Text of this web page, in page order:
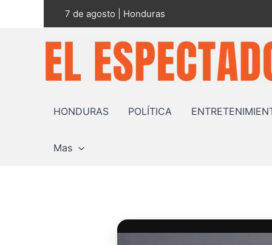
7 de agosto | Honduras
HONDURAS POLÍTICA
Mas